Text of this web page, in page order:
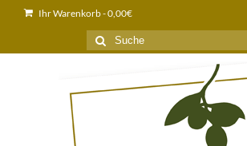
Ihr Warenkorb-0,00€
Suche
nach: